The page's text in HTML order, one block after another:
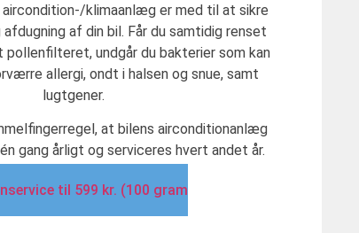
klimaanlæg er med til at sikre
af din bil. Får du samtidig renset
undgår du bakterier som kan
allergi, ondt i halsen og snue, samt
lugtgener.
at bilens airconditionanlæg
gang årligt og serviceres hvert andet år.
til 599 kr. (100 gram